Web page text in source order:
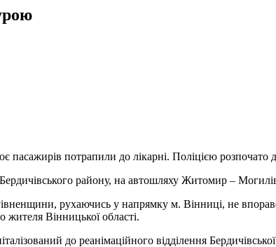
пасажирів потрапили до лікарні. Поліцією розпочато
району, на автошляху Житомир –
рухаючись у напрямку м. Вінниці, не
жителя Вінницької області.
до реанімаційного відділення